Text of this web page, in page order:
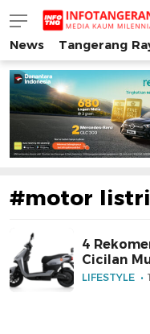
INFO TANGERANG
Media Kaum
News Tangerang
#motor
4
Cicilan
LIFESTYLE